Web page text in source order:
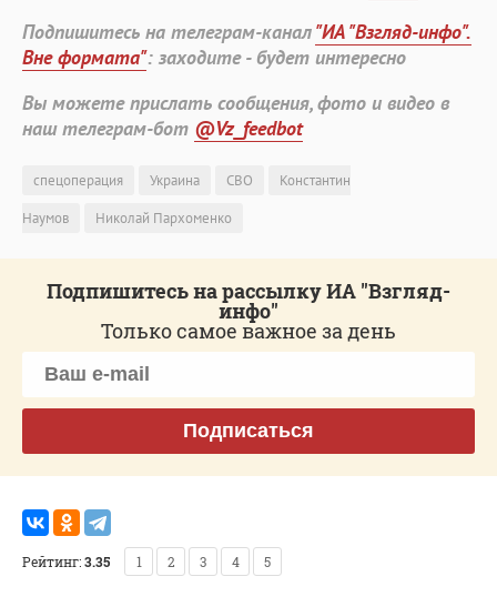
Подпишитесь на телеграм-канал"ИА "Взгляд-инфо".
Вне формата": заходите - будет интересно
Вы можете прислать сообщения, фото и видео в
наш телеграм-бот @Vz_feedbot
спецоперация Украина СВО
Константин
Наумов
Николай Пархоменко
Подпишитесь на рассылку ИА "Взгляд-
инфо"
Только самое важное за день
Подписаться
Рейтинг:3.35 1 2 3 4 5